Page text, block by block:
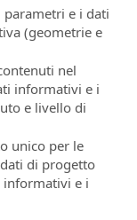
e i dati
(geometrie e
nel
informativi e i
e livello di
unico per le
di progetto
e i